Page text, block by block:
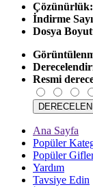
Çözünürlük:
İndirme
Dosya
Resmi
Ana Sayfa
Popüler
Popüler
Yardım
Tavsiye Edin